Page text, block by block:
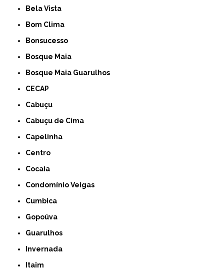
Bela Vista
Bom Clima
Bonsucesso
Bosque Maia
Bosque Maia Guarulhos
CECAP
Cabuçu
Cabuçu de Cima
Capelinha
Centro
Cocaia
Condomínio Veigas
Cumbica
Gopoúva
Guarulhos
Invernada
Itaim